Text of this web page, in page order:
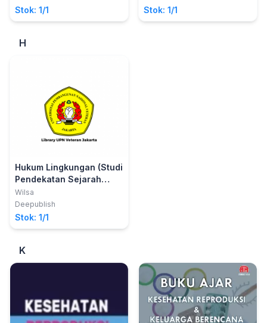
Reky Marlani, S. Kep., M. Kep.
Stok: 1/1
SST., M.Keb.
Stok: 1/1
H
Hukum Lingkungan (Studi
Pendekatan Sejarah
Hukum Lingkungan)
Wilsa
Deepublish
Stok: 1/1
K